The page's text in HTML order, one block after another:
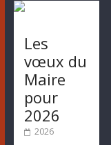
Les
vœux du
Maire
pour
2026
2026